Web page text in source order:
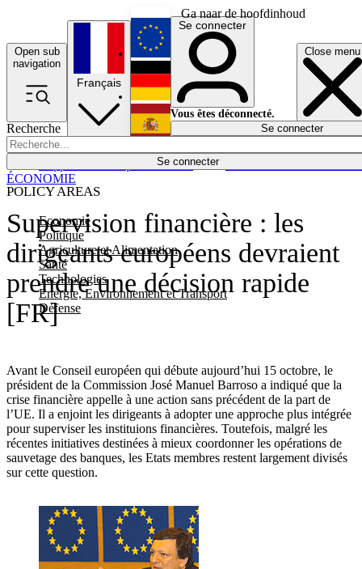
Ga naar de hoofdinhoud
Open sub
navigation
Close menu
Recherche
Se connecter
POLICY AREAS
Economie
Politique
Agriculture et Alimentation
Santé
Technologies
Energie, Environnement et Transport
Défense
Économie
Français
English
Deutsch
Español
Se connecter
Vous êtes déconnecté.
Se connecter
Supervision financière : les
dirigeants européens devraient
prendre une décision rapide
[FR]
Avant le Conseil européen qui débute aujourd’hui 15 octobre, le
président de la Commission José Manuel Barroso a indiqué que la
crise financière appelle à une action sans précédent de la part de
l’UE. Il a enjoint les dirigeants à adopter une approche plus intégrée
pour superviser les instituions financières. Toutefois, malgré les
récentes initiatives destinées à mieux coordonner les opérations de
sauvetage des banques, les Etats membres restent largement divisés
sur cette question.
ÉCONOMIE